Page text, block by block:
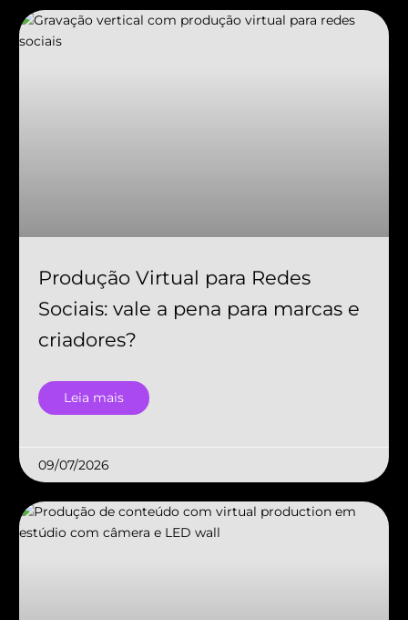
Produção Virtual para Redes
Sociais: vale a pena para marcas e
criadores?
Leia mais
09/07/2026